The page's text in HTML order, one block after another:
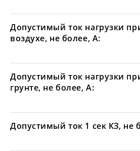
Допустимый ток нагрузки
воздухе, не более, А:
Допустимый ток нагрузки
грунте, не более, А:
Допустимый ток 1 сек КЗ, не